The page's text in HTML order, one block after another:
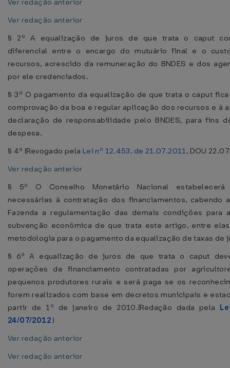
Ver redação anterior
Ver redação anterior
§ 2º A equalização de juros de que trata o caput
diferencial entre o encargo do mutuário final e o
recursos, acrescido da remuneração do BNDES e dos
por ele credenciados.
§ 3º O pagamento da equalização de que trata o caput
comprovação da boa e regular aplicação dos recursos e à
declaração de responsabilidade pelo BNDES, para fins
despesa.
§ 4º (Revogado pela Lei nº 12.453, de 21.07.2011, DOU
Ver redação anterior
§ 5º O Conselho Monetário Nacional
necessárias à contratação dos financiamentos, cabendo
Fazenda a regulamentação das demais condições para
subvenção econômica de que trata este artigo, entre
metodologia para o pagamento da equalização de taxas de
§ 6º A equalização de juros de que trata o caput
operações de financiamento contratadas por
pequenos produtores rurais e será paga se os
forem realizados com base em decretos municipais e
partir de 1º de janeiro de 2010.(Redação dada pela
24/07/2012)
Ver redação anterior
Ver redação anterior